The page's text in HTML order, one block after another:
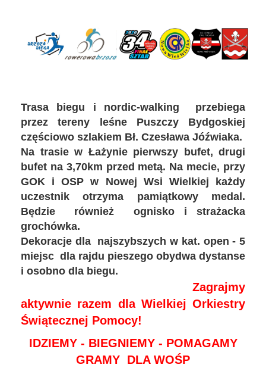
Trasa biegu i nordic-walking przebiega
przez tereny leśne Puszczy Bydgoskiej
częściowo szlakiem Bł. Czesława Jóźwiaka.
Na trasie w Łażynie pierwszy bufet, drugi
bufet na 3,70km przed metą. Na mecie, przy
GOK i OSP w Nowej Wsi Wielkiej każdy
uczestnik otrzyma pamiątkowy medal.
Będzie również ognisko i strażacka
grochówka.
Dekoracje dla najszybszych w kat. open - 5
miejsc dla rajdu pieszego obydwa dystanse
i osobno dla biegu.
Zagrajmy
aktywnie razem dla Wielkiej Orkiestry
Świątecznej Pomocy!
IDZIEMY - BIEGNIEMY - POMAGAMY
GRAMY DLA WOŚP